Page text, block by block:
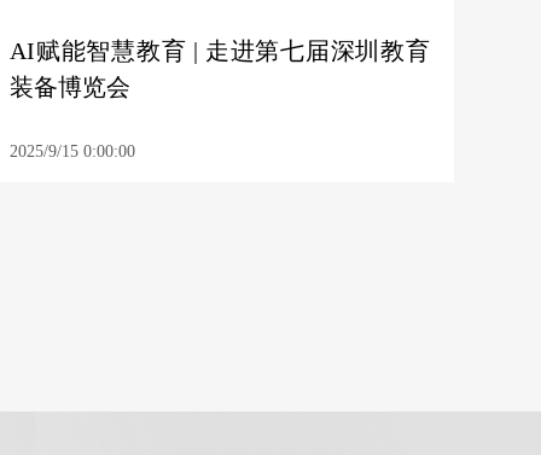
AI赋能智慧教育 | 走进第七届深圳教育
装备博览会
2025/9/15 0:00:00